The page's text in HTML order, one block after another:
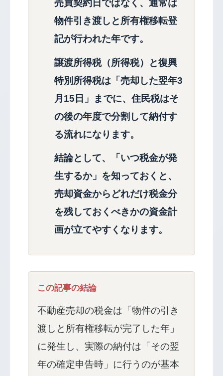
売買契約日ではなく、通常は
物件引き渡しと所有権移転登
記が行われた年です。
譲渡所得税（所得税）と復興
特別所得税は「売却した翌年3
月15日」までに、住民税はそ
の後の年度で分割して納付す
る流れになります。
結論として、「いつ税金が発
生するか」を知っておくと、
売却資金からどれだけ税金分
を残しておくべきかの資金計
画が立てやすくなります。
この記事の結論
不動産売却の税金は「物件の引き
渡しと所有権移転が完了した年」
に発生し、実際の納付は「その翌
年の確定申告時」に行うのが基本